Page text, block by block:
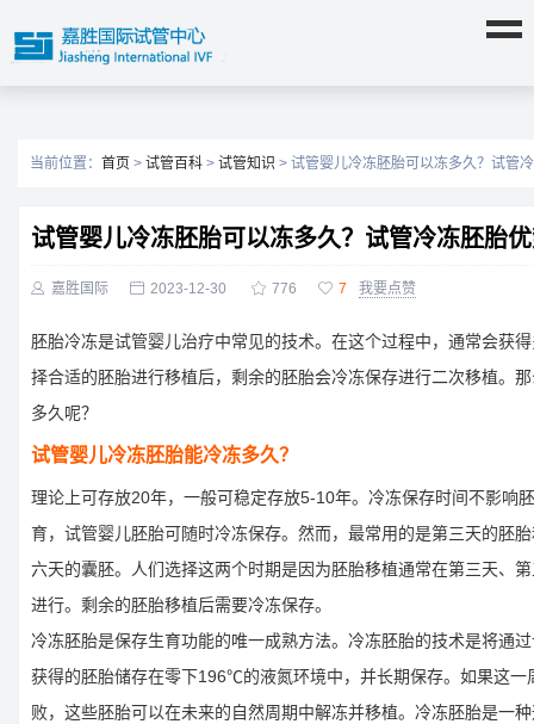
当前位置： 首页 > 试管百科 > 试管知识 > 试管婴儿冷冻胚胎可以冻多久？试管
试管婴儿冷冻胚胎可以冻多久？试管冷冻胚胎
 嘉胜国际  2023-12-30  776  7 我要点赞
胚胎冷冻是试管婴儿治疗中常见的技术。在这个过程中，通常会获
择合适的胚胎进行移植后，剩余的胚胎会冷冻保存进行二次移植。
多久呢？
试管婴儿冷冻胚胎能冷冻多久？
理论上可存放20年，一般可稳定存放5-10年。冷冻保存时间不影响
育，试管婴儿胚胎可随时冷冻保存。然而，最常用的是第三天的胚
六天的囊胚。人们选择这两个时期是因为胚胎移植通常在第三天、
进行。剩余的胚胎移植后需要冷冻保存。
冷冻胚胎是保存生育功能的唯一成熟方法。冷冻胚胎的技术是将通
获得的胚胎储存在零下196℃的液氮环境中，并长期保存。如果这一
败，这些胚胎可以在未来的自然周期中解冻并移植。冷冻胚胎是一